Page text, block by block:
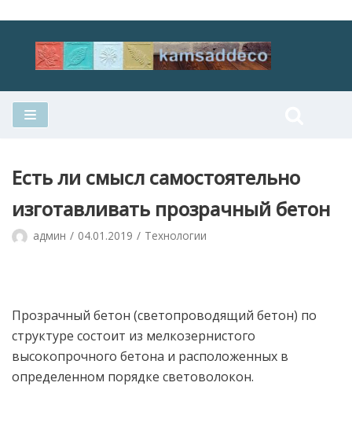
Перейти
Есть ли смысл самостоятельно
изготавливать прозрачный бетон
админ 04.01.2019 Технологии
Прозрачный бетон (светопроводящий бетон) по
структуре состоит из мелкозернистого
высокопрочного бетона и расположенных в
определенном порядке световолокон.